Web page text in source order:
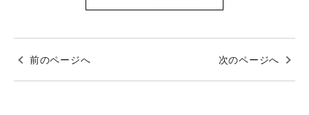
前のページへ 次のページへ